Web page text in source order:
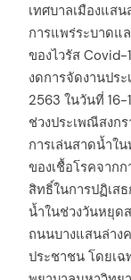
เทศบาลเมืองแสน
การแพร่ระบาดแ
ของไวรัส
งดการจัดงานปร
2563 ในวันที่ 16-
ช่วงประเพณีสงก
การเล่นสาดน้ำใ
ของเชื้อโรคจาก
สิทธิ์ในการปฏิเส
น้ำในช่วงวันหยุด
ถนนบางแสนล่าง
ประชาชน โดยเฉ